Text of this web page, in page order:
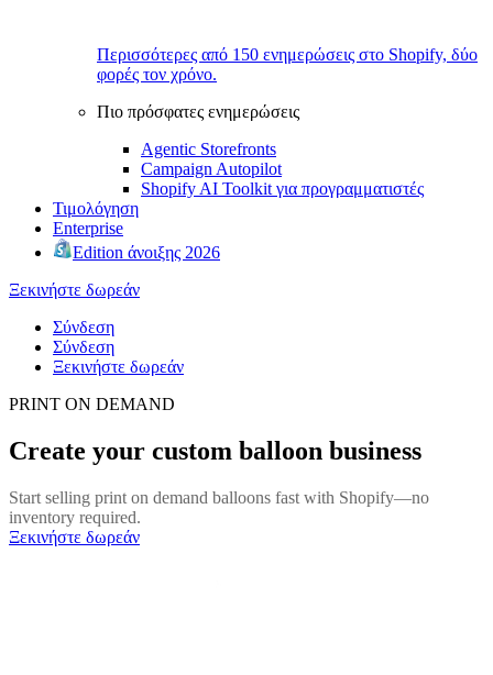
Περισσότερες από 150 ενημερώσεις στο Shopify, δύο
φορές τον χρόνο.
Πιο πρόσφατες ενημερώσεις
Agentic Storefronts
Campaign Autopilot
Shopify AI Toolkit για προγραμματιστές
Τιμολόγηση
Enterprise
Edition άνοιξης 2026
Ξεκινήστε δωρεάν
Σύνδεση
Σύνδεση
Ξεκινήστε δωρεάν
PRINT ON DEMAND
Create your custom balloon business
Start selling print on demand balloons fast with Shopify—no
inventory required.
Ξεκινήστε δωρεάν